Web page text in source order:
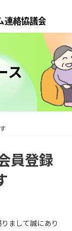
ス
員登録
まして誠にあり